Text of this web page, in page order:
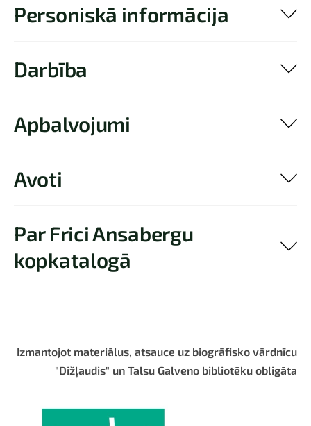
Personiskā informācija
Darbība
Apbalvojumi
Avoti
Par Frici Ansabergu
kopkatalogā
Izmantojot materiālus, atsauce uz biogrāfisko vārdnīcu
"Dižļaudis" un Talsu Galveno bibliotēku obligāta